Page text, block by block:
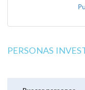
PERSONAS